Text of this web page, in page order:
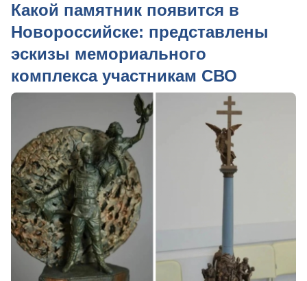
Какой памятник появится в
Новороссийске: представлены
эскизы мемориального
комплекса участникам СВО